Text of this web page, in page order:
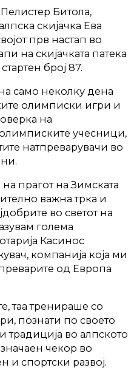
Битола,
скијачка Ева
прв настап во
на скијачката патека
број 87.
само неколку дена
олимписки игри и
на
учесници,
натпреварувачи во
прагот на Зимската
важна трка и
во светот на
голема
Касинос
компанија која ми
од Европа
таа тренираше со
познати по своето
традиција во алпското
чекор во
и спортски развој.